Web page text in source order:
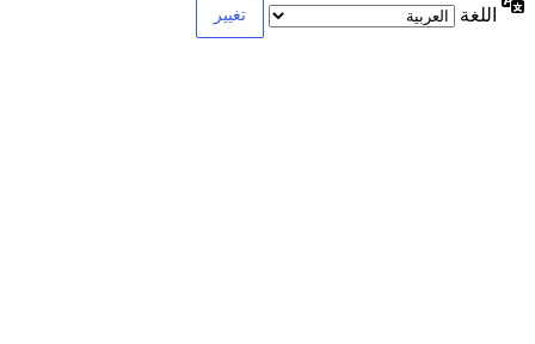
اللغة